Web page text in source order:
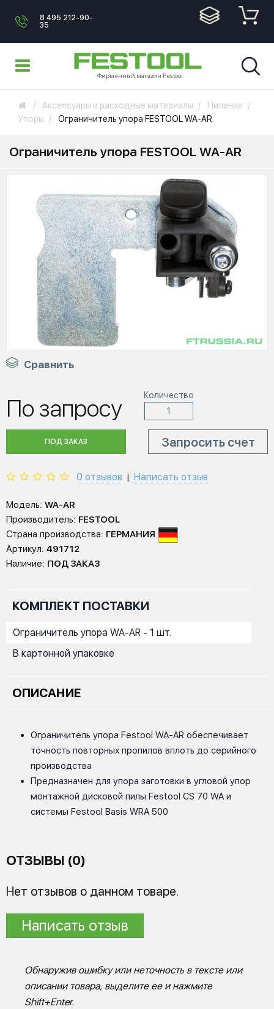
8 495 212-90-
35
Фирменный магазин Festool
Аксессуары и расходные материалы
Пиление
Упоры
Ограничитель упора FESTOOL WA-AR
Ограничитель упора FESTOOL WA-AR
Сравнить
По запросу Количество
ПОД ЗАКАЗ Запросить счет
0 отзывов Написать отзыв
Модель: WA-AR
Производитель: FESTOOL
Страна производства: ГЕРМАНИЯ
Артикул: 491712
Наличие: ПОД ЗАКАЗ
КОМПЛЕКТ ПОСТАВКИ
Ограничитель упора WA-AR - 1 шт.
В картонной упаковке
ОПИСАНИЕ
Ограничитель упора Festool WA-AR обеспечивает
точность повторных пропилов вплоть до серийного
производства
Предназначен для упора заготовки в угловой упор
монтажной дисковой пилы Festool CS 70 WA и
системы Festool Basis WRA 500
ОТЗЫВЫ (0)
Нет отзывов о данном товаре.
Написать отзыв
Обнаружив ошибку или неточность в тексте или
описании товара, выделите ее и нажмите
Shift+Enter.